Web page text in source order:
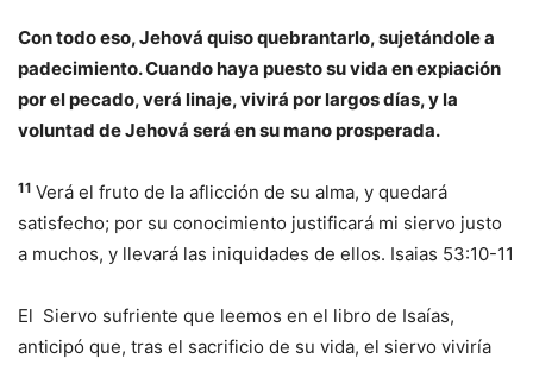
Con todo eso, Jehová quiso quebrantarlo, sujetándole a
padecimiento. Cuando haya puesto su vida en expiación
por el pecado, verá linaje, vivirá por largos días, y la
voluntad de Jehová será en su mano prosperada.
11 Verá el fruto de la aflicción de su alma, y quedará
satisfecho; por su conocimiento justificará mi siervo justo
a muchos, y llevará las iniquidades de ellos. Isaias 53:10-11
El Siervo sufriente que leemos en el libro de Isaías,
anticipó que, tras el sacrificio de su vida, el siervo viviría